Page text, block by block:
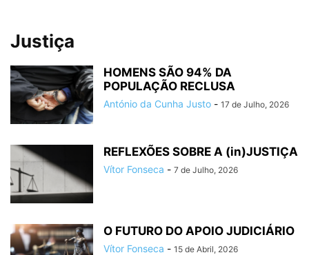
Justiça
HOMENS SÃO 94% DA
POPULAÇÃO RECLUSA
António da Cunha Justo - 17 de Julho, 2026
REFLEXÕES SOBRE A (in)JUSTIÇA
Vítor Fonseca - 7 de Julho, 2026
O FUTURO DO APOIO JUDICIÁRIO
Vítor Fonseca - 15 de Abril, 2026